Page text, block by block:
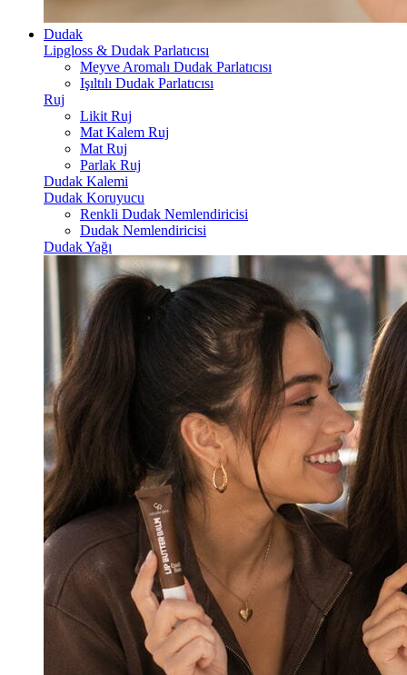
Dudak
Lipgloss & Dudak Parlatıcısı
Meyve Aromalı Dudak Parlatıcısı
Işıltılı Dudak Parlatıcısı
Ruj
Likit Ruj
Mat Kalem Ruj
Mat Ruj
Parlak Ruj
Dudak Kalemi
Dudak Koruyucu
Renkli Dudak Nemlendiricisi
Dudak Nemlendiricisi
Dudak Yağı